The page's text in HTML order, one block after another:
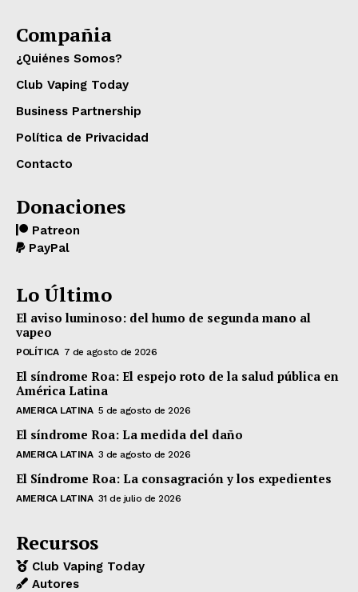
Compañia
¿Quiénes Somos?
Club Vaping Today
Business Partnership
Política de Privacidad
Contacto
Donaciones
Patreon
PayPal
Lo Último
El aviso luminoso: del humo de segunda mano al
vapeo
POLÍTICA 7 de agosto de 2026
El síndrome Roa: El espejo roto de la salud pública en
América Latina
AMERICA LATINA 5 de agosto de 2026
El síndrome Roa: La medida del daño
AMERICA LATINA 3 de agosto de 2026
El Síndrome Roa: La consagración y los expedientes
AMERICA LATINA 31 de julio de 2026
Recursos
Club Vaping Today
Autores